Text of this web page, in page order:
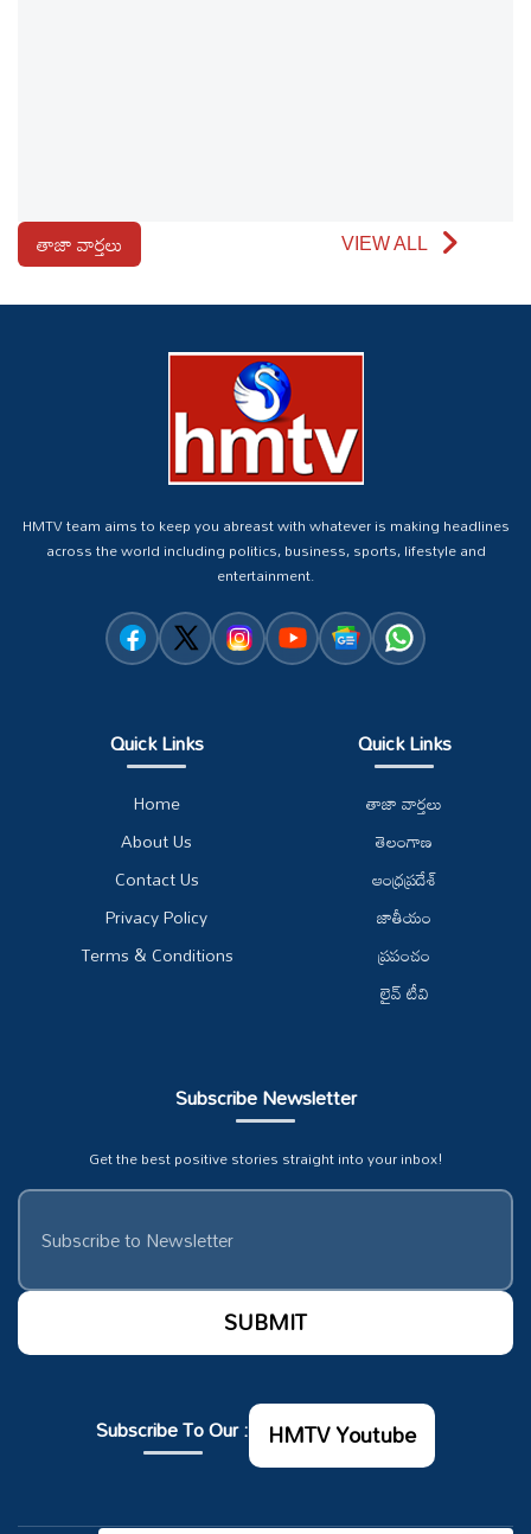
తాజా వార్తలు VIEW ALL
HMTV team aims to keep you abreast with whatever is making headlines
across the world including politics, business, sports, lifestyle and
entertainment.
Quick Links
Home
About Us
Contact Us
Privacy Policy
Terms & Conditions
Quick Links
తాజా వార్తలు
తెలంగాణ
ఆంధ్రప్రదేశ్
జాతీయం
ప్రపంచం
లైవ్ టీవి
Subscribe Newsletter
Get the best positive stories straight into your inbox!
Subscribe To Our : HMTV Youtube